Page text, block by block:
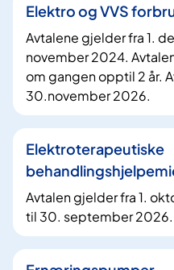
Elektro og VVS
Avtalene gjelder fra 1.
november 2024.
om gangen opptil 2 år.
30.november 2026.
Elektroterapeutiske
Avtalen gjelder fra 1.
til 30. september 2026.